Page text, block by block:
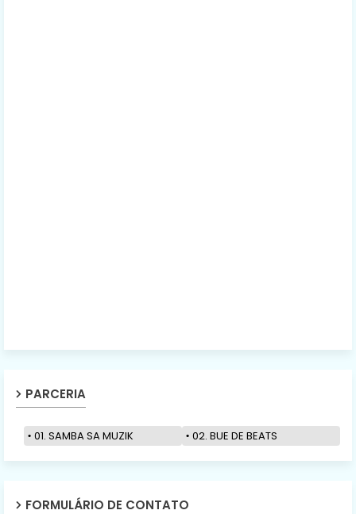
PARCERIA
01. SAMBA SA MUZIK 02. BUE DE BEATS
FORMULÁRIO DE CONTATO